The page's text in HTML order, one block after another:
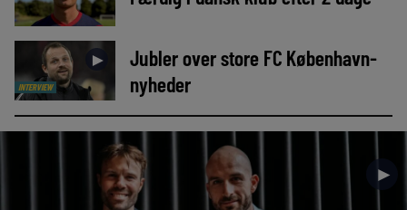
INTERVIEW
►
Jubler over store FC København-
nyheder
►